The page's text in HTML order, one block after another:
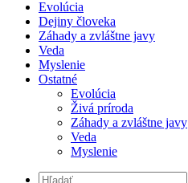
Evolúcia
Dejiny človeka
Záhady a zvláštne javy
Veda
Myslenie
Ostatné
Evolúcia
Živá príroda
Záhady a zvláštne javy
Veda
Myslenie